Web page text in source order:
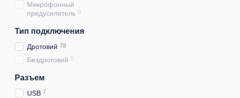
Микрофонный
предусилитель 0
Тип подключения
Дротовий 78
Бездротовий 0
Разъем
USB 7